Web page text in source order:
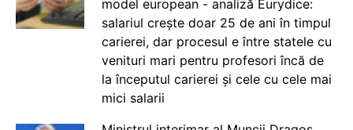
model european - analiză Eurydice:
salariul crește doar 25 de ani în timpul
carierei, dar procesul e între statele cu
venituri mari pentru profesori încă de
la începutul carierei și cele cu cele mai
mici salarii